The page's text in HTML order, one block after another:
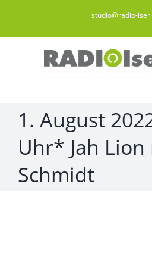
springen
studio@radio-
1. August
Uhr* Jah
Schmidt